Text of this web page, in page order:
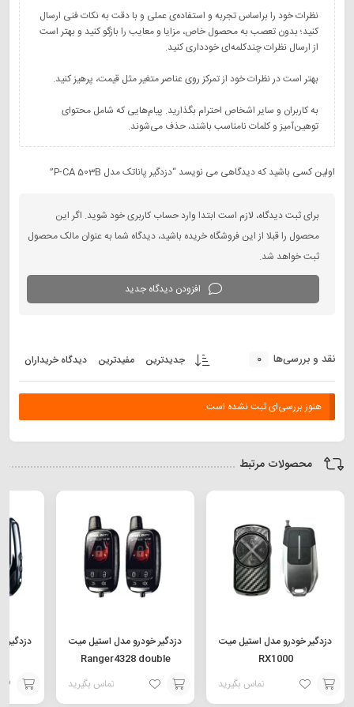
نظرات خود را براساس تجربه و استفاده‌ی عملی و با دقت به نکات فنی ارسال
کنید؛ بدون تعصب به محصول خاص، مزایا و معایب را بازگو کنید و بهتر است
به کاربران و سایر اشخاص احترام بگذارید. پیام‌هایی که شامل محتوای
توهین‌آمیز و کلمات نامناسب باشند، حذف می‌شوند.
اولین کسی باشید که دیدگاهی می نویسد “دزدگیر پاناتک مدل P-CA 503B”
برای ثبت دیدگاه، لازم است ابتدا وارد حساب کاربری خود شوید. اگر این
محصول را قبلا از این فروشگاه خریده باشید، دیدگاه شما به عنوان مالک محصول
ثبت خواهد شد.
افزودن دیدگاه جدید
نقد و بررسی‌ها 0 جدیدترین مفیدترین دیدگاه خریداران
هنوز بررسی‌ای ثبت نشده است.
محصولات مرتبط
دزدگیر خودرو مدل استیل میت
RX1000
تماس بگیرید
دزدگیر خودرو مدل استیل میت
Ranger4328 double
تماس بگیرید
دزدگیر